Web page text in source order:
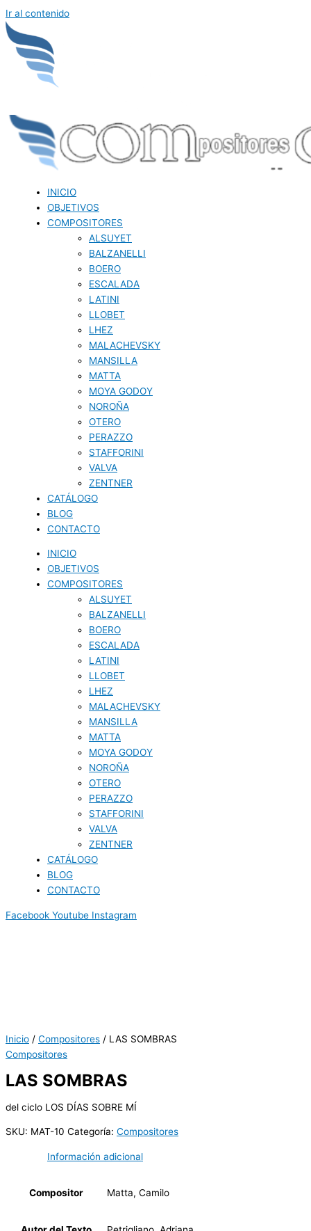
Ir al contenido
INICIO
OBJETIVOS
COMPOSITORES
ALSUYET
BALZANELLI
BOERO
ESCALADA
LATINI
LLOBET
LHEZ
MALACHEVSKY
MANSILLA
MATTA
MOYA GODOY
NOROÑA
OTERO
PERAZZO
STAFFORINI
VALVA
ZENTNER
CATÁLOGO
BLOG
CONTACTO
INICIO
OBJETIVOS
COMPOSITORES
ALSUYET
BALZANELLI
BOERO
ESCALADA
LATINI
LLOBET
LHEZ
MALACHEVSKY
MANSILLA
MATTA
MOYA GODOY
NOROÑA
OTERO
PERAZZO
STAFFORINI
VALVA
ZENTNER
CATÁLOGO
BLOG
CONTACTO
Facebook Youtube Instagram
Inicio / Compositores / LAS SOMBRAS
Compositores
LAS SOMBRAS
del ciclo LOS DÍAS SOBRE MÍ
SKU: MAT-10 Categoría: Compositores
Información adicional
Compositor Matta, Camilo